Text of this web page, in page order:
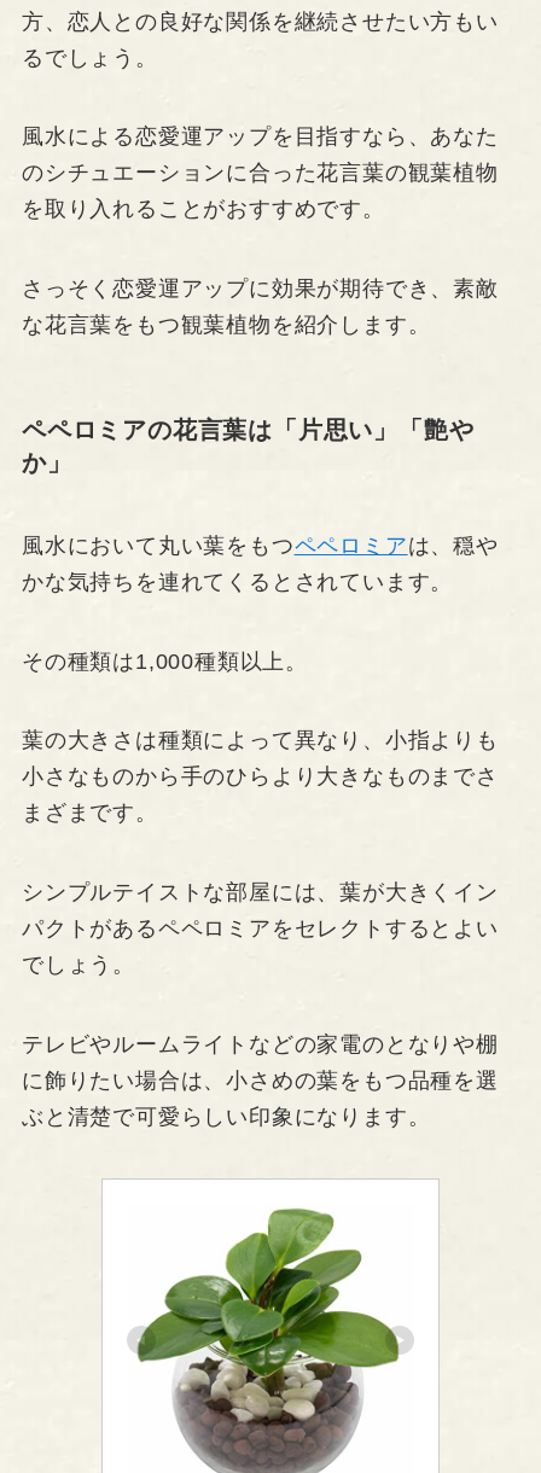
方、恋人との良好な関係を継続させたい方もい
るでしょう。
風水による恋愛運アップを目指すなら、あなた
のシチュエーションに合った花言葉の観葉植物
を取り入れることがおすすめです。
さっそく恋愛運アップに効果が期待でき、素敵
な花言葉をもつ観葉植物を紹介します。
ペペロミアの花言葉は「片思い」「艶や
か」
風水において丸い葉をもつペペロミアは、穏や
かな気持ちを連れてくるとされています。
その種類は1,000種類以上。
葉の大きさは種類によって異なり、小指よりも
小さなものから手のひらより大きなものまでさ
まざまです。
シンプルテイストな部屋には、葉が大きくイン
パクトがあるペペロミアをセレクトするとよい
でしょう。
テレビやルームライトなどの家電のとなりや棚
に飾りたい場合は、小さめの葉をもつ品種を選
ぶと清楚で可愛らしい印象になります。